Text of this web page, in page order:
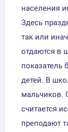
населения
Здесь
так или
отдаются в
показатель
детей. В
мальчиков.
считается
преподают